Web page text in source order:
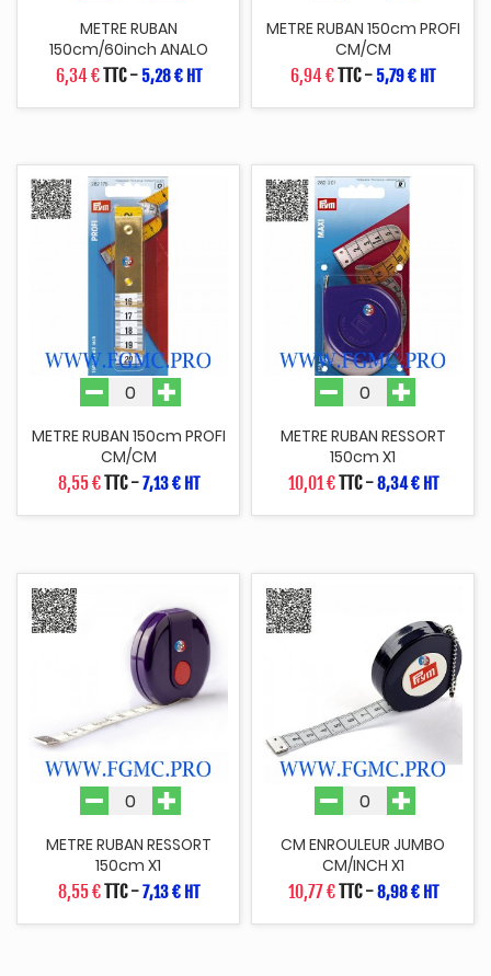
METRE RUBAN
150cm/60inch ANALO
6,34 €TTC- 5,28 € HT
METRE RUBAN 150cm PROFI
CM/CM
6,94 €TTC- 5,79 € HT
METRE RUBAN 150cm PROFI
CM/CM
8,55 €TTC-7,13 € HT
METRE RUBAN RESSORT
150cm X1
10,01 €TTC-8,34 € HT
METRE RUBAN RESSORT
150cm X1
8,55 €TTC-7,13 € HT
CM ENROULEUR JUMBO
CM/INCH X1
10,77 €TTC-8,98 € HT